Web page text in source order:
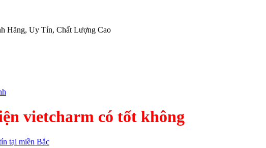
Hãng, Uy Tín, Chất Lượng Cao
vietcharm có tốt không